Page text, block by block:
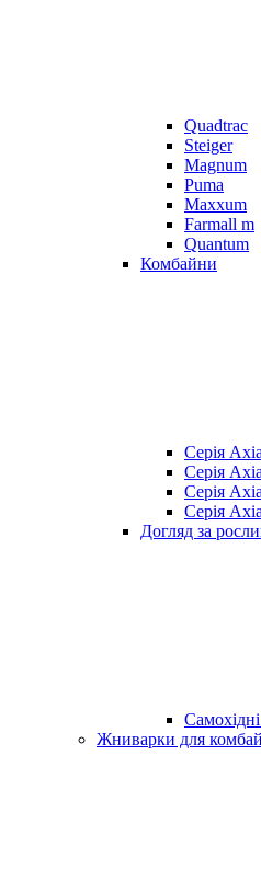
Quadtrac
Steiger
Magnum
Puma
Maxxum
Farmall m
Quantum
Комбайни
Серія
Серія
Серія
Серія
Догляд за
Жниварки для